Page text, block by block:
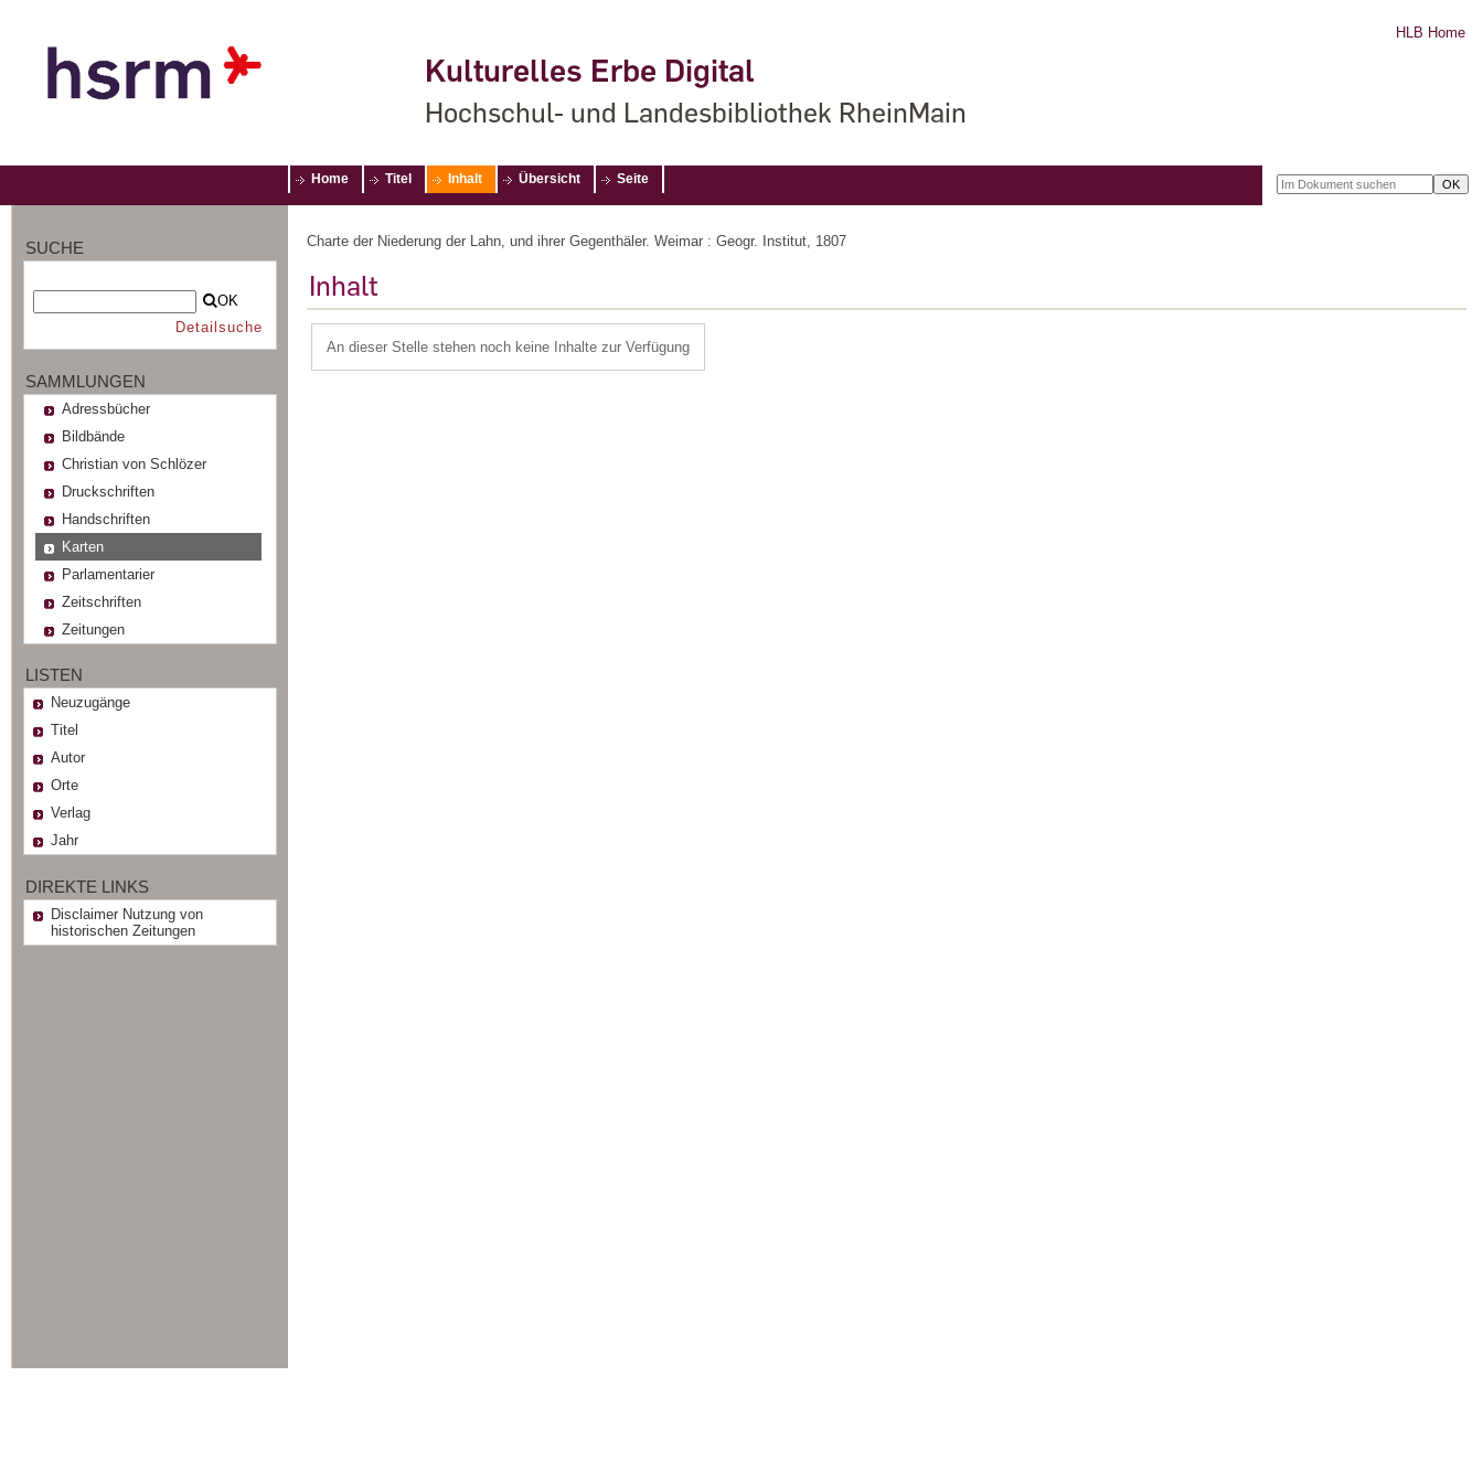
Kulturelles Erbe Digital
Hochschul- und Landesbibliothek RheinMain
HLB Home
Home Titel Inhalt Übersicht Seite
SUCHE
OK
Detailsuche
SAMMLUNGEN
Adressbücher
Bildbände
Christian von Schlözer
Druckschriften
Handschriften
Karten
Parlamentarier
Zeitschriften
Zeitungen
LISTEN
Neuzugänge
Titel
Autor
Orte
Verlag
Jahr
DIREKTE LINKS
Disclaimer Nutzung von
historischen Zeitungen
Charte der Niederung der Lahn, und ihrer Gegenthäler. Weimar : Geogr. Institut, 1807
Inhalt
An dieser Stelle stehen noch keine Inhalte zur Verfügung